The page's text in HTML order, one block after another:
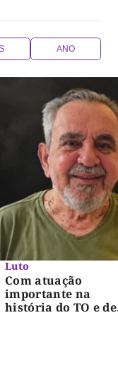
ANO
Luto
Com atuação
importante na
história do TO e de